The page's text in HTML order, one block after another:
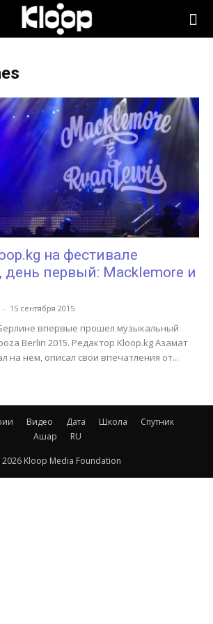
на фестивале
день первый: Macklemore и
- 15 сентября 2015
Берлине впервые прошел музыкальный
Berlin 2015. Редактор Kloop.kg Азамат
на нем, описал свои впечатления от...
Видео Дата Школа
Спутник
Ашар
RU
Kloop Media Foundation